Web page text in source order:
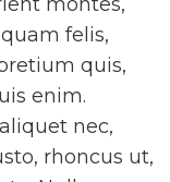
felis,
quis,
enim.
nec,
rhoncus ut,